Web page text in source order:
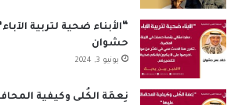
“الأبناء ضحية لتربية
حشوان
يونيو 3, 2024
نِعمَة الكُلى وكيفية